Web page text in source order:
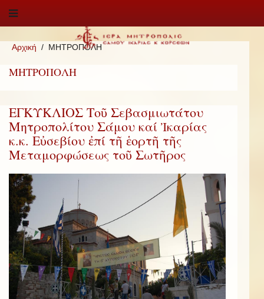
Αρχική ΜΗΤΡΟΠΟΛΗ
ΜΗΤΡΟΠΟΛΗ
ΕΓΚΥΚΛΙΟΣ Τοῦ Σεβασμιωτάτου
Μητροπολίτου Σάμου καί Ἰκαρίας
κ.κ. Εὐσεβίου ἐπί τῆ ἑορτῆ τῆς
Μεταμορφώσεως τοῦ Σωτῆρος